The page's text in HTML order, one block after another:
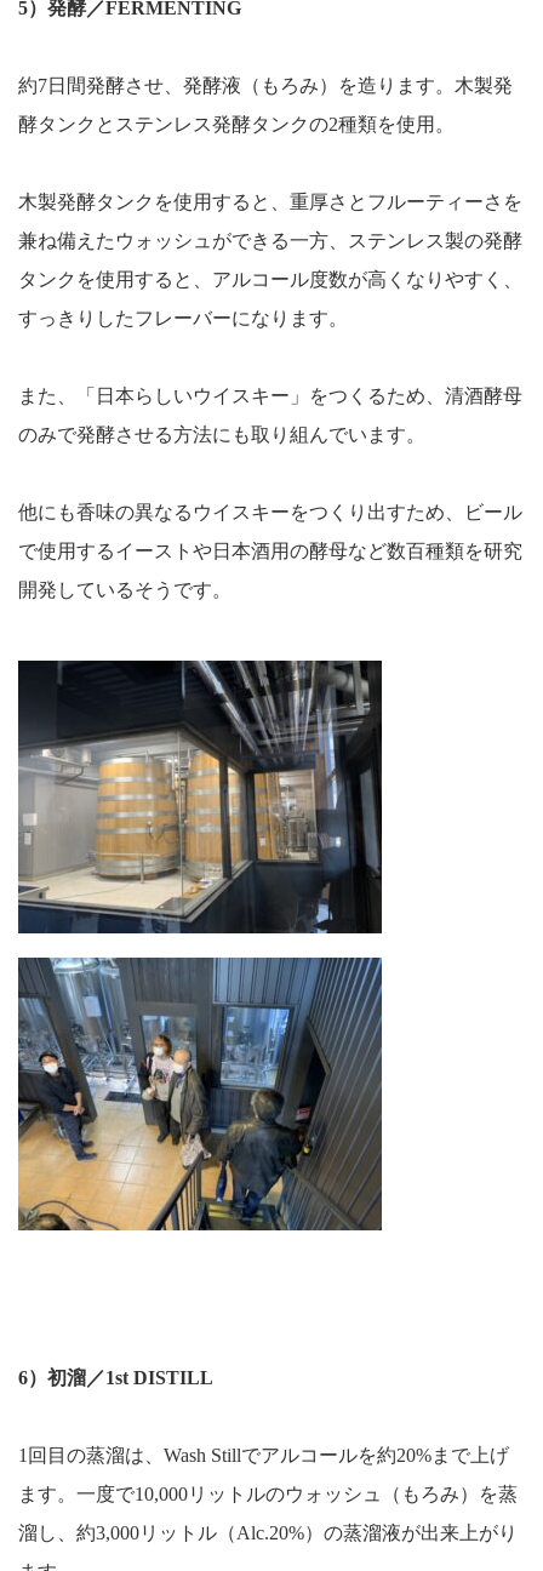
5）発酵／FERMENTING
約7日間発酵させ、発酵液（もろみ）を造ります。木製発
酵タンクとステンレス発酵タンクの2種類を使用。
木製発酵タンクを使用すると、重厚さとフルーティーさを
兼ね備えたウォッシュができる一方、ステンレス製の発酵
タンクを使用すると、アルコール度数が高くなりやすく、
すっきりしたフレーバーになります。
また、「日本らしいウイスキー」をつくるため、清酒酵母
のみで発酵させる方法にも取り組んでいます。
他にも香味の異なるウイスキーをつくり出すため、ビール
で使用するイーストや日本酒用の酵母など数百種類を研究
開発しているそうです。
6）初溜／1st DISTILL
1回目の蒸溜は、Wash Stillでアルコールを約20%まで上げ
ます。一度で10,000リットルのウォッシュ（もろみ）を蒸
溜し、約3,000リットル（Alc.20%）の蒸溜液が出来上がり